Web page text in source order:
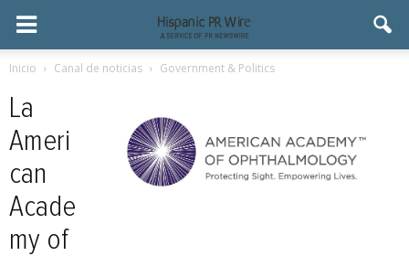
Inicio Canal de noticias Government & Politics
La
Ameri
can
Acade
my of